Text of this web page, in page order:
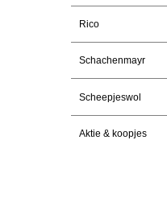
Rico
Schachenmayr
Scheepjeswol
Aktie & koopjes
Christel Vanderlinden